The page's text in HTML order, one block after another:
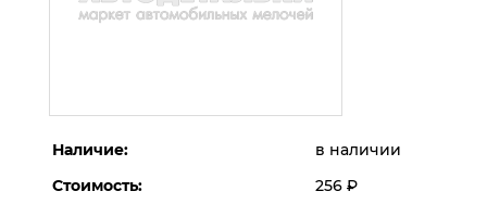
Наличие:
в наличии
Стоимость:
256 Р